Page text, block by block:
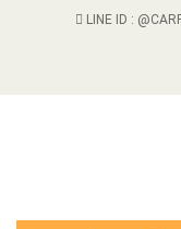
LINE ID :